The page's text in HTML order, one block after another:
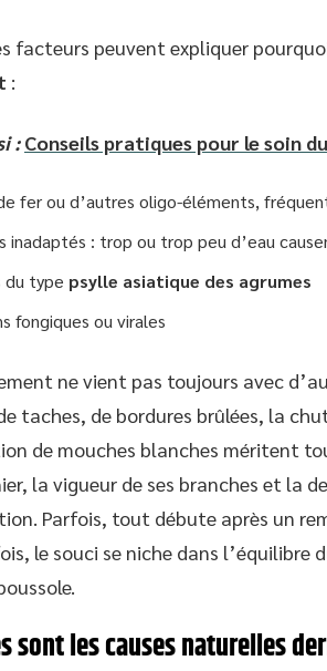
facteurs peuvent expliquer
:
: Conseils pratiques pour le soin
fer ou d’autres oligo-éléments,
inadaptés : trop ou trop peu d’eau
du type psylle asiatique des agrumes
fongiques ou virales
ne vient pas toujours avec
taches, de bordures brûlées, la
de mouches blanches méritent
la vigueur de ses branches et la
Parfois, tout débute après un
le souci se niche dans l’équilibre
sont les causes naturelles